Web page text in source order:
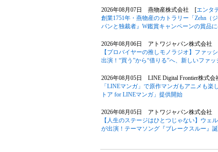
2026年08月07日 燕物産株式会社 [エンタ
創業1751年・燕物産のカトラリー「Zehn（
パンと独裁者』W鑑賞キャンペーンの賞品
2026年08月06日 アトワジャパン株式会社
【プロバイヤーの推しモノラジオ】ファッ
出演！“買う”から“借りる”へ、新しいファ
2026年08月05日 LINE Digital Frontier株式
「LINEマンガ」で原作マンガもアニメも
トア for LINEマンガ」提供開始
2026年08月05日 アトワジャパン株式会社
【人生のステージはひとつじゃない】ウェ
が出演！テーマソング『ブレークスルー』